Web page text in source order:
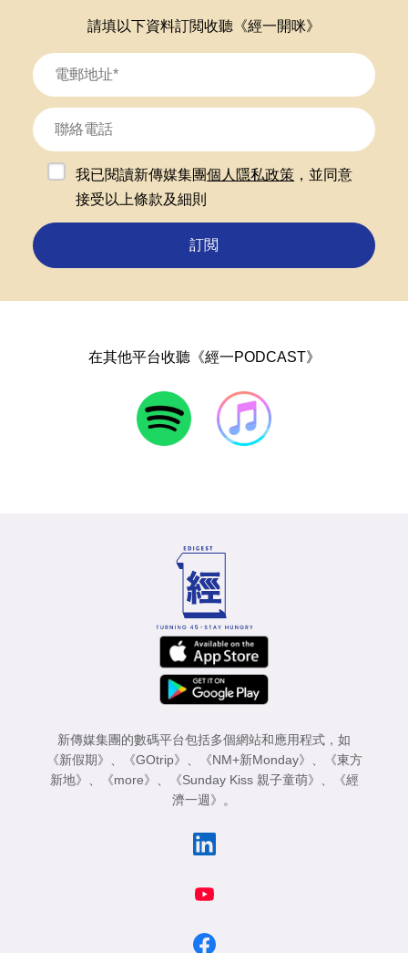
請填以下資料訂閲收聽《經一開咪》
我已閱讀新傳媒集團個人隱私政策 ，並同意
接受以上條款及細則
訂閲
在其他平台收聽《經一PODCAST》
新傳媒集團的數碼平台包括多個網站和應用程式，如
《新假期》
《GOtrip》 《NM+新Monday》
《東方
新地》
《more》 《Sunday Kiss 親子童萌》
《經
濟一週》
。